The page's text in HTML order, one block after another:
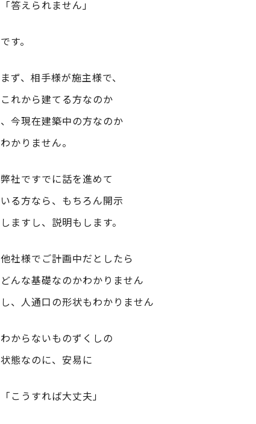
「答えられません」
です。
まず、相手様が施主様で、
これから建てる方なのか
、今現在建築中の方なのか
わかりません。
弊社ですでに話を進めて
いる方なら、もちろん開示
しますし、説明もします。
他社様でご計画中だとしたら
どんな基礎なのかわかりません
し、人通口の形状もわかりません
わからないものずくしの
状態なのに、安易に
「こうすれば大丈夫」